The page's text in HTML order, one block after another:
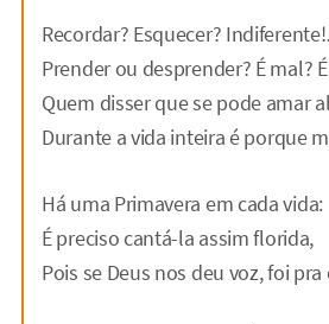
Recordar? Esquecer?
Prender ou desprender? É mal?
Quem disser que se pode amar
Durante a vida inteira é porque
Há uma Primavera em cada vida:
É preciso cantá-la assim florida,
Pois se Deus nos deu voz, foi